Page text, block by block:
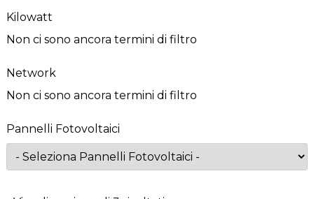
Kilowatt
Non ci sono ancora termini di filtro
Network
Non ci sono ancora termini di filtro
Pannelli Fotovoltaici